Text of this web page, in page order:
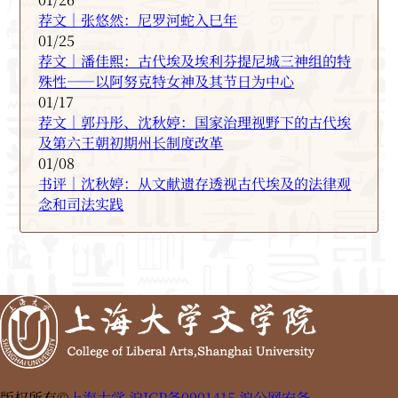
荐文｜张悠然：尼罗河蛇入巳年
01/25
荐文｜潘佳熙：古代埃及埃利芬提尼城三神组的特
殊性——以阿努克特女神及其节日为中心
01/17
荐文｜郭丹彤、沈秋婷：国家治理视野下的古代埃
及第六王朝初期州长制度改革
01/08
书评｜沈秋婷：从文献遗存透视古代埃及的法律观
念和司法实践